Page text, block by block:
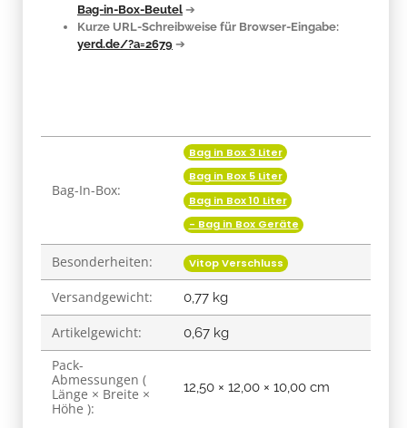
Bag-in-Box-Beutel ➔
Kurze URL-Schreibweise für Browser-Eingabe:
yerd.de/?a=2679 ➔
Produkteigenschaft
Bag-In-Box:
Bag in Box 3 Liter
Bag in Box 5 Liter
Bag in Box 10 Liter
- Bag in Box Geräte
Besonderheiten: Vitop Verschluss
Versandgewicht: 0,77 kg
Artikelgewicht: 0,67 kg
Pack-
Abmessungen (
Länge × Breite ×
Höhe ):
12,50 × 12,00 × 10,00 cm